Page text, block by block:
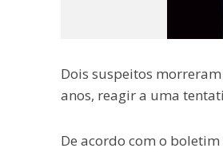
Dois suspeitos
anos, reagir a uma
De acordo com o